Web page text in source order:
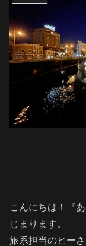
こんにちは！『
じまります。
旅系担当のヒーさ